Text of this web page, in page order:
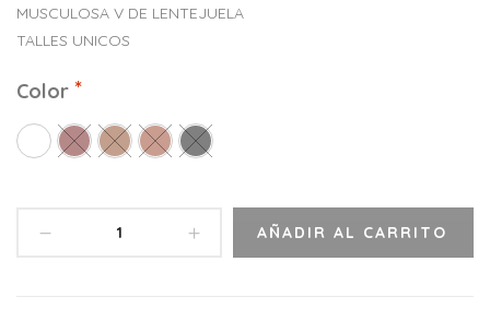
MUSCULOSA V DE LENTEJUELA
TALLES UNICOS
Color
AÑADIR AL CARRITO